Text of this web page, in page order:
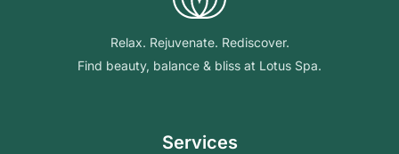
Relax. Rejuvenate. Rediscover.
Find beauty, balance & bliss at Lotus Spa.
Services